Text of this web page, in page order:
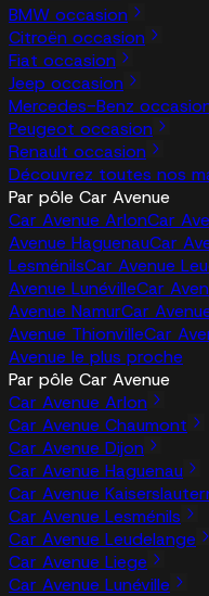
BMW occasion
Citroën occasion
Fiat occasion
Jeep occasion
Mercedes-Benz
Peugeot occasion
Renault occasion
Découvrez toutes nos
Par pôle Car Avenue
Car Avenue ArlonCar
Avenue HaguenauCar
LesménilsCar Avenue
Avenue LunévilleCar
Avenue NamurCar
Avenue ThionvilleCar
Avenue le plus proche
Par pôle Car Avenue
Car Avenue Arlon
Car Avenue Chaumont
Car Avenue Dijon
Car Avenue Haguenau
Car Avenue
Car Avenue Lesménils
Car Avenue Leudelange
Car Avenue Liege
Car Avenue Lunéville